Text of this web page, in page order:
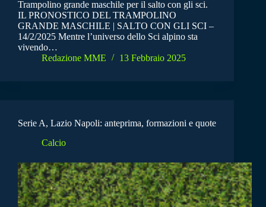
Trampolino grande maschile per il salto con gli sci.
IL PRONOSTICO DEL TRAMPOLINO
GRANDE MASCHILE | SALTO CON GLI SCI –
14/2/2025 Mentre l’universo dello Sci alpino sta
vivendo…
Redazione MME
13 Febbraio 2025
Serie A, Lazio Napoli: anteprima, formazioni e quote
Calcio